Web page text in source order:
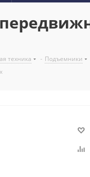
техника - Подъемники